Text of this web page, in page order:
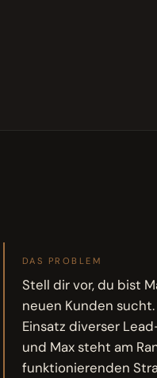
DAS PROBLEM
Stell dir vor, du bist
neuen Kunden
Einsatz diverser
und Max steht am
funktionierenden